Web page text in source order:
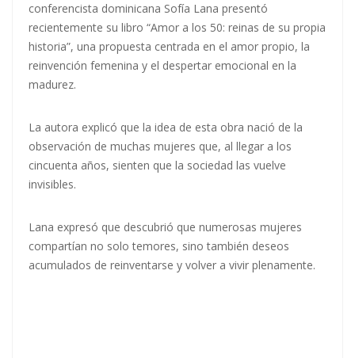
conferencista dominicana Sofía Lana presentó
recientemente su libro “Amor a los 50: reinas de su propia
historia”, una propuesta centrada en el amor propio, la
reinvención femenina y el despertar emocional en la
madurez.
La autora explicó que la idea de esta obra nació de la
observación de muchas mujeres que, al llegar a los
cincuenta años, sienten que la sociedad las vuelve
invisibles.
Lana expresó que descubrió que numerosas mujeres
compartían no solo temores, sino también deseos
acumulados de reinventarse y volver a vivir plenamente.